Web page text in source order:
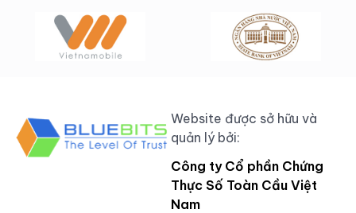
Website được sở hữu và
quản lý bởi:
Công ty Cổ phần Chứng
Thực Số Toàn Cầu Việt
Nam